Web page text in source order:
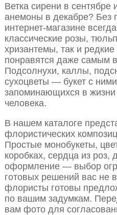
Ветка сирени в
анемоны в декабре? Без
интернет-магазине
классические розы,
хризантемы, так и
понравятся даже самым
Подсолнухи, каллы,
сухоцветы — букет с
запоминающихся в жизни
человека.
В нашем каталоге
флористических
Простые монобукеты,
коробках, сердца из роз,
оформление — выбор
готовых решений вас не
флористы готовы
по вашим задумкам.
вам фото для